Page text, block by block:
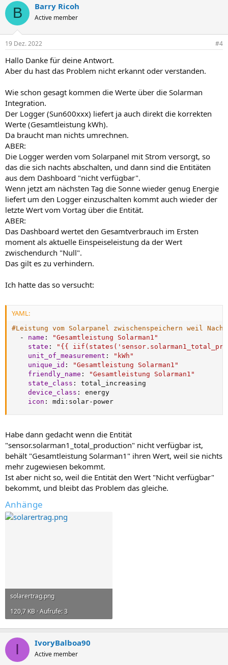
B Barry Ricoh
Active member
19 Dez. 2022 #4
Hallo Danke für deine Antwort.
Aber du hast das Problem nicht erkannt oder verstanden.
Wie schon gesagt kommen die Werte über die Solarman
Integration.
Der Logger (Sun600xxx) liefert ja auch direkt die korrekten
Werte (Gesamtleistung kWh).
Da braucht man nichts umrechnen.
ABER:
Die Logger werden vom Solarpanel mit Strom versorgt, so
das die sich nachts abschalten, und dann sind die Entitäten
aus dem Dashboard "nicht verfügbar".
Wenn jetzt am nächsten Tag die Sonne wieder genug Energie
liefert um den Logger einzuschalten kommt auch wieder der
letzte Wert vom Vortag über die Entität.
ABER:
Das Dashboard wertet den Gesamtverbrauch im Ersten
moment als aktuelle Einspeiseleistung da der Wert
zwischendurch "Null".
Das gilt es zu verhindern.
Ich hatte das so versucht:
YAML:
#Leistung vom Solarpanel zwischenspeichern weil
-
name :
"Gesamtleistung Solarman1"
state :
"{{
unit_of_measurement :
"kWh"
unique_id :
"Gesamtleistung Solarman1"
friendly_name :
"Gesamtleistung Solarman1"
state_class :
total_increasing
device_class :
energy
icon : mdi : solar- power
Habe dann gedacht wenn die Entität
"sensor.solarman1_total_production" nicht verfügbar ist,
behält "Gesamtleistung Solarman1" ihren Wert, weil sie nichts
mehr zugewiesen bekommt.
Ist aber nicht so, weil die Entität den Wert "Nicht verfügbar"
bekommt, und bleibt das Problem das gleiche.
Anhänge
solarertrag.png
120,7 KB · Aufrufe: 3
I IvoryBalboa90
Active member